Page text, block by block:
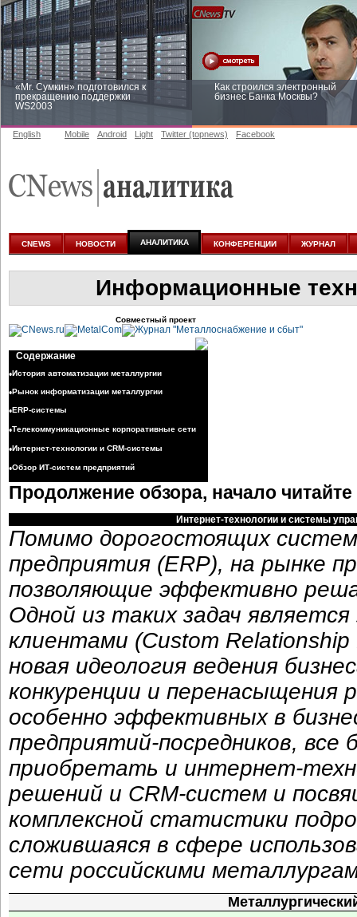
«Mr. Сумкин» подготовился к
прекращению поддержки
WS2003
Как строился электронный
бизнес Банка Москвы?
аналитике
English Mobile Android Light Twitter (topnews) Facebook
CNEWS НОВОСТИ АНАЛИТИКА КОНФЕРЕНЦИИ ЖУРНАЛ
Информационные
Совместный проект
Содержание
•История автоматизации металлургии
•Рынок информатизации металлургии
•ERP-системы
•Телекоммуникационные корпоративные сети
•Интернет-технологии и CRM-системы
•Обзор ИТ-систем предприятий
Продолжение обзора, начало читайте
Интернет-технологии и системы
Помимо дорогостоящих систем
предприятия (ERP), на рынке
позволяющие эффективно
Одной из таких задач
клиентами (Custom
новая идеология ведения
конкуренции и перенасыщения
особенно эффективных в
предприятий-посредников,
приобретать и интернет-
решений и CRM-систем и
комплексной статистики
сложившаяся в сфере
сети российскими